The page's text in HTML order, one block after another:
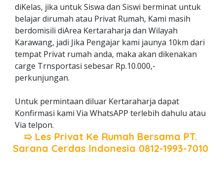
diKelas, jika untuk Siswa dan Siswi berminat untuk
belajar dirumah atau Privat Rumah, Kami masih
berdomisili diArea Kertaraharja dan Wilayah
Karawang, jadi Jika Pengajar kami jaunya 10km dari
tempat Privat rumah anda, maka akan dikenakan
carge Trnsportasi sebesar Rp.10.000,-
perkunjungan.
Untuk permintaan diluar Kertaraharja dapat
Konfirmasi kami Via WhatsAPP terlebih dahulu atau
Via telpon.
➯ Les Privat Ke Rumah Bersama PT.
Sarana Cerdas Indonesia 0812-1993-7010